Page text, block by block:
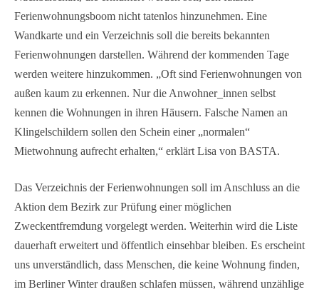
Ferienwohnungsboom nicht tatenlos hinzunehmen. Eine
Wandkarte und ein Verzeichnis soll die bereits bekannten
Ferienwohnungen darstellen. Während der kommenden Tage
werden weitere hinzukommen. „Oft sind Ferienwohnungen von
außen kaum zu erkennen. Nur die Anwohner_innen selbst
kennen die Wohnungen in ihren Häusern. Falsche Namen an
Klingelschildern sollen den Schein einer „normalen“
Mietwohnung aufrecht erhalten,“ erklärt Lisa von BASTA.
Das Verzeichnis der Ferienwohnungen soll im Anschluss an die
Aktion dem Bezirk zur Prüfung einer möglichen
Zweckentfremdung vorgelegt werden. Weiterhin wird die Liste
dauerhaft erweitert und öffentlich einsehbar bleiben. Es erscheint
uns unverständlich, dass Menschen, die keine Wohnung finden,
im Berliner Winter draußen schlafen müssen, während unzählige